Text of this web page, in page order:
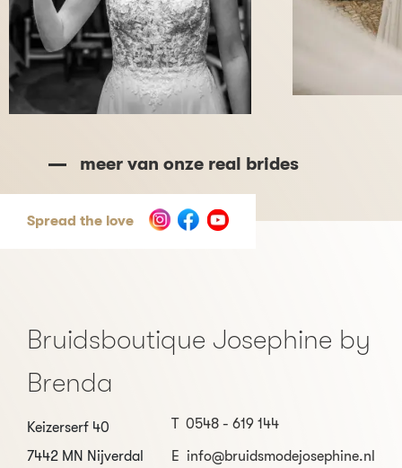
meer van onze real brides
Spread the love
Bruidsboutique Josephine by
Brenda
Keizerserf 40
7442 MN Nijverdal
T 0548 - 619 144
E info@bruidsmodejosephine.nl